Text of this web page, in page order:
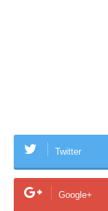
Twitter
Google+